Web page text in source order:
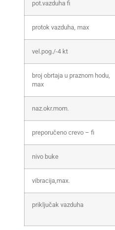
pot.vazduha fi
protok vazduha, max
vel.pog./-4 kt
broj obrtaja u praznom hodu,
max
naz.okr.mom.
preporučeno crevo – fi
nivo buke
vibracija,max.
priključak vazduha